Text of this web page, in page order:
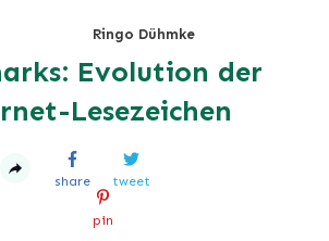
Ringo Dühmke
Evolution der
Lesezeichen
share tweet
pin